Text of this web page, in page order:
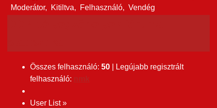
Moderátor, Kitiltva, Felhasználó, Vendég
Összes felhasználó: 50
Legújabb regisztrált
felhasználó:
User List »